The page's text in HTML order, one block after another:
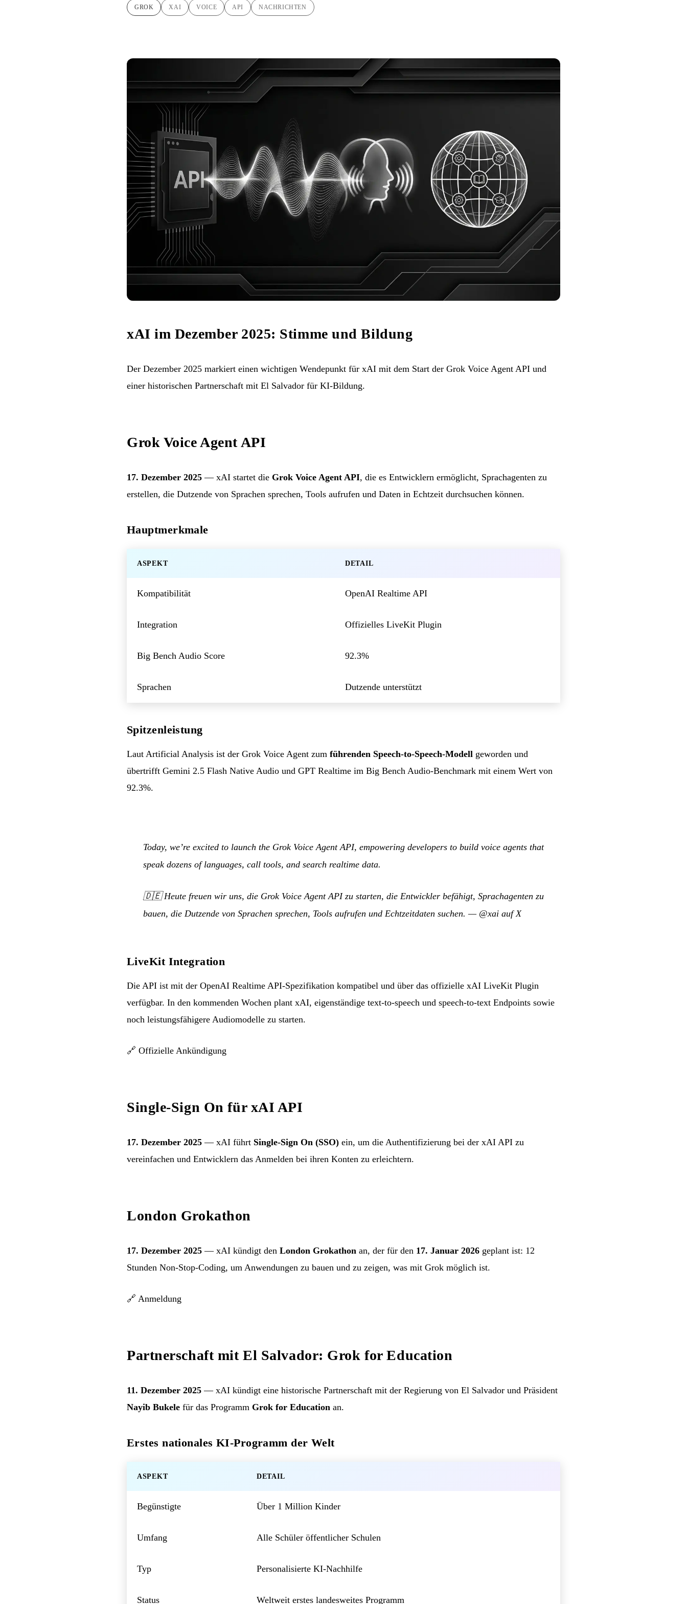
GROK XAI VOICE API NACHRICHTEN
xAI im Dezember 2025: Stimme und Bildung
Der Dezember 2025 markiert einen wichtigen Wendepunkt für xAI mit dem Start der Grok Voice Agent API und
einer historischen Partnerschaft mit El Salvador für KI-Bildung.
Grok Voice Agent API
17. Dezember 2025 — xAI startet die Grok Voice Agent API, die es Entwicklern ermöglicht, Sprachagenten zu
erstellen, die Dutzende von Sprachen sprechen, Tools aufrufen und Daten in Echtzeit durchsuchen können.
Hauptmerkmale
ASPEKT DETAIL
Kompatibilität OpenAI Realtime API
Integration Offizielles LiveKit Plugin
Big Bench Audio Score 92.3%
Sprachen Dutzende unterstützt
Spitzenleistung
Laut Artificial Analysis ist der Grok Voice Agent zum führenden Speech-to-Speech-Modell geworden und
übertrifft Gemini 2.5 Flash Native Audio und GPT Realtime im Big Bench Audio-Benchmark mit einem Wert von
92.3%.
Today, we’re excited to launch the Grok Voice Agent API, empowering developers to build voice agents that
speak dozens of languages, call tools, and search realtime data.
🇩🇪Heute freuen wir uns, die Grok Voice Agent API zu starten, die Entwickler befähigt, Sprachagenten zu
bauen, die Dutzende von Sprachen sprechen, Tools aufrufen und Echtzeitdaten suchen. — @xai auf X
LiveKit Integration
Die API ist mit der OpenAI Realtime API-Spezifikation kompatibel und über das offizielle xAI LiveKit Plugin
verfügbar. In den kommenden Wochen plant xAI, eigenständige text-to-speech und speech-to-text Endpoints sowie
noch leistungsfähigere Audiomodelle zu starten.
🔗 Offizielle Ankündigung
Single-Sign On für xAI API
17. Dezember 2025 — xAI führt Single-Sign On (SSO) ein, um die Authentifizierung bei der xAI API zu
vereinfachen und Entwicklern das Anmelden bei ihren Konten zu erleichtern.
London Grokathon
17. Dezember 2025 — xAI kündigt den London Grokathon an, der für den 17. Januar 2026 geplant ist: 12
Stunden Non-Stop-Coding, um Anwendungen zu bauen und zu zeigen, was mit Grok möglich ist.
🔗 Anmeldung
Partnerschaft mit El Salvador: Grok for Education
11. Dezember 2025 — xAI kündigt eine historische Partnerschaft mit der Regierung von El Salvador und Präsident
Nayib Bukele für das Programm Grok for Education an.
Erstes nationales KI-Programm der Welt
ASPEKT DETAIL
Begünstigte Über 1 Million Kinder
Umfang Alle Schüler öffentlicher Schulen
Typ Personalisierte KI-Nachhilfe
Status Weltweit erstes landesweites Programm